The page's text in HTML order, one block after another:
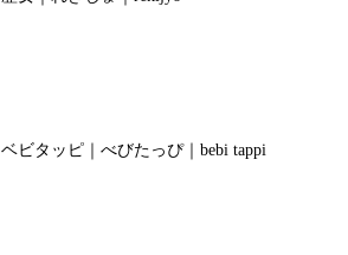
ベビタッピ｜べびたっぴ｜bebi tappi